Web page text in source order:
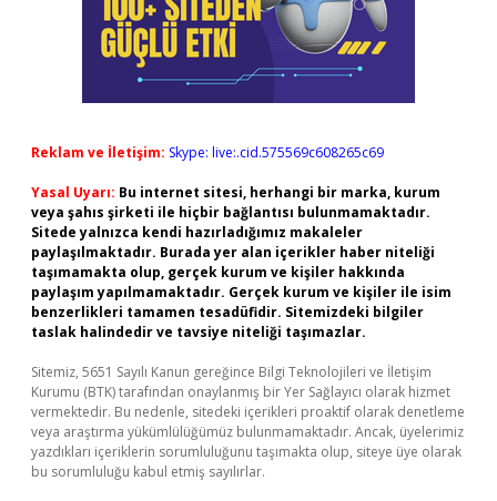
Reklam ve İletişim: Skype: live:.cid.575569c608265c69
Yasal Uyarı: Bu internet sitesi, herhangi bir marka, kurum
veya şahıs şirketi ile hiçbir bağlantısı bulunmamaktadır.
Sitede yalnızca kendi hazırladığımız makaleler
paylaşılmaktadır. Burada yer alan içerikler haber niteliği
taşımamakta olup, gerçek kurum ve kişiler hakkında
paylaşım yapılmamaktadır. Gerçek kurum ve kişiler ile isim
benzerlikleri tamamen tesadüfidir. Sitemizdeki bilgiler
taslak halindedir ve tavsiye niteliği taşımazlar.
Sitemiz, 5651 Sayılı Kanun gereğince Bilgi Teknolojileri ve İletişim
Kurumu (BTK) tarafından onaylanmış bir Yer Sağlayıcı olarak hizmet
vermektedir. Bu nedenle, sitedeki içerikleri proaktif olarak denetleme
veya araştırma yükümlülüğümüz bulunmamaktadır. Ancak, üyelerimiz
yazdıkları içeriklerin sorumluluğunu taşımakta olup, siteye üye olarak
bu sorumluluğu kabul etmiş sayılırlar.